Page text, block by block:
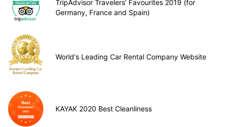
TripAdvisor Travelers’ Favourites 2019 (for
Germany, France and Spain)
World's Leading Car Rental Company Website
KAYAK 2020 Best Cleanliness